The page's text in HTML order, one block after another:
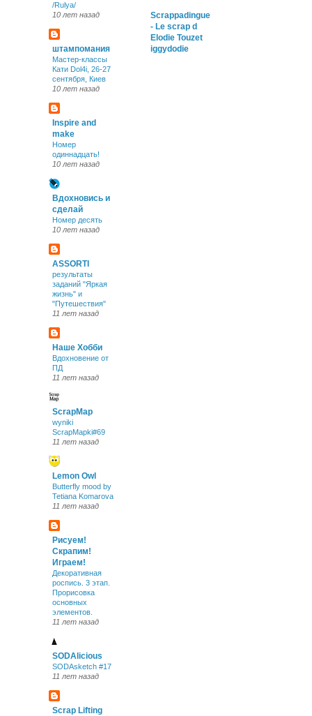
/Rulya/
10 лет назад
штампомания
Мастер-классы
Кати Dol4i, 26-27
сентября, Киев
10 лет назад
Inspire and
make
Номер
одиннадцать!
10 лет назад
Вдохновись и
сделай
Номер десять
10 лет назад
ASSORTI
результаты
заданий "Яркая
жизнь" и
"Путешествия"
11 лет назад
Наше Хобби
Вдохновение от
ПД
11 лет назад
ScrapMap
wyniki
ScrapMapki#69
11 лет назад
Lemon Owl
Butterfly mood by
Tetiana Komarova
11 лет назад
Рисуем!
Скрапим!
Играем!
Декоративная
роспись. 3 этап.
Прорисовка
основных
элементов.
11 лет назад
SODAlicious
SODAsketch #17
11 лет назад
Scrap Lifting
Scrappadingue
- Le scrap d
Elodie Touzet
iggydodie